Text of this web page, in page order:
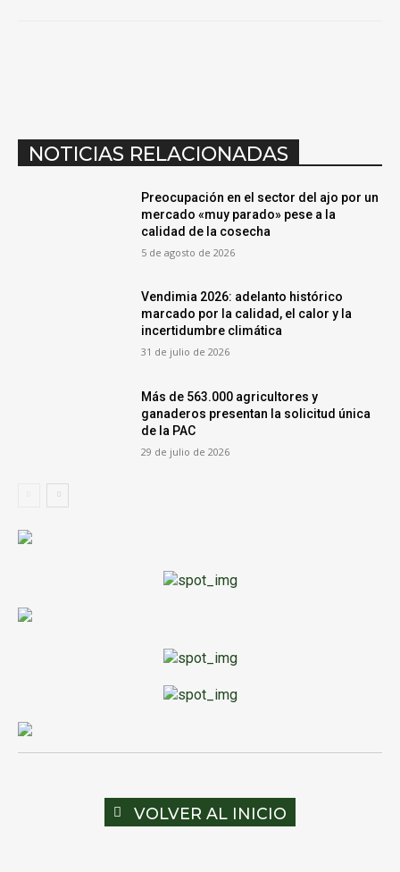
NOTICIAS RELACIONADAS
Preocupación en el sector del ajo por un
mercado «muy parado» pese a la
calidad de la cosecha
5 de agosto de 2026
Vendimia 2026: adelanto histórico
marcado por la calidad, el calor y la
incertidumbre climática
31 de julio de 2026
Más de 563.000 agricultores y
ganaderos presentan la solicitud única
de la PAC
29 de julio de 2026
VOLVER AL INICIO